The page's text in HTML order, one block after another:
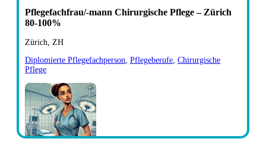
Pflegefachfrau/-mann Chirurgische Pflege – Zürich
80-100%
Zürich, ZH
Diplomierte Pflegefachperson Pflegeberufe Chirurgische
Pflege